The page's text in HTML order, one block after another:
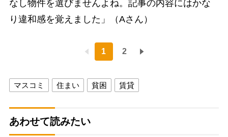
なし物件を選びませんよね。記事の内容にはかな
り違和感を覚えました」（Aさん）
1 2
マスコミ 住まい 貧困 賃貸
あわせて読みたい